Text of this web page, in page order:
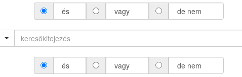
és vagy de nem
és vagy de nem